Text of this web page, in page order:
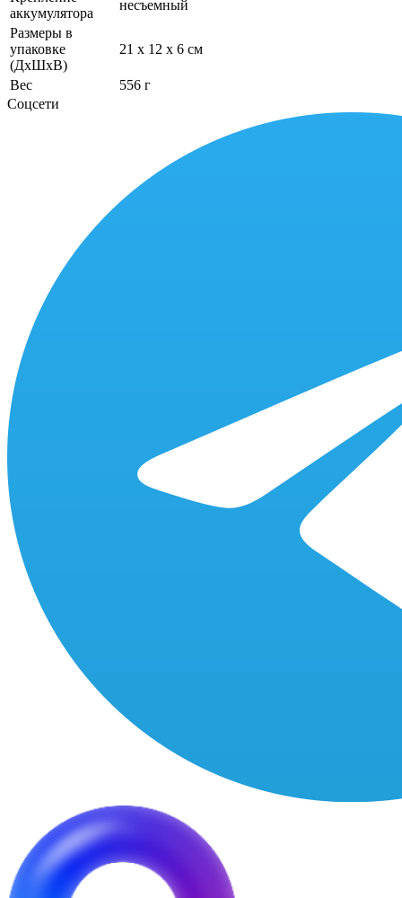
аккумулятора
несъемный
Размеры в
упаковке
(ДхШхВ)
21 x 12 x 6 см
Вес
556 г
Соцсети